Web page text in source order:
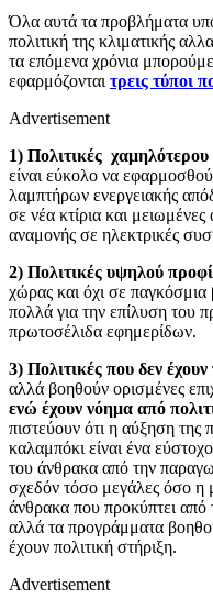
Όλα αυτά τα προβλήματα
πολιτική της κλιματικής
τα επόμενα χρόνια
εφαρμόζονται τρεις τύποι
Advertisement
1) Πολιτικές
είναι εύκολο να
λαμπτήρων ενεργειακής
σε νέα κτίρια και
αναμονής σε ηλεκτρικές
2) Πολιτικές υψηλού
χώρας και όχι σε
πολλά για την επίλυση του
πρωτοσέλιδα εφημερίδων.
3) Πολιτικές που δεν
αλλά βοηθούν ορισμένες
ενώ έχουν νόημα από
πιστεύουν ότι η αύξηση
καλαμπόκι είναι ένα
του άνθρακα από την
σχεδόν τόσο μεγάλες όσο η
άνθρακα που προκύπτει
αλλά τα προγράμματα
έχουν πολιτική στήριξη.
Advertisement